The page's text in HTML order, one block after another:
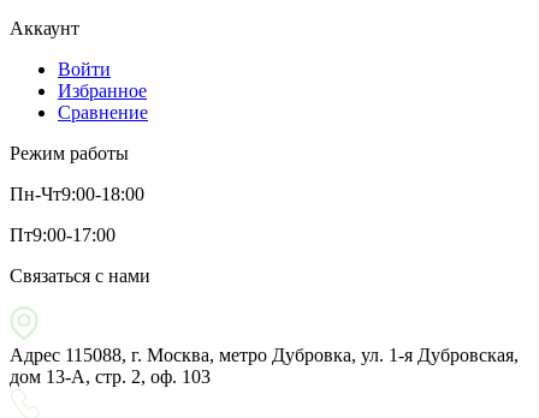
Аккаунт
Войти
Избранное
Сравнение
Режим работы
Пн-Чт9:00-18:00
Пт9:00-17:00
Связаться с нами
Адрес 115088, г. Москва, метро Дубровка, ул. 1-я Дубровская,
дом 13-А, стр. 2, оф. 103